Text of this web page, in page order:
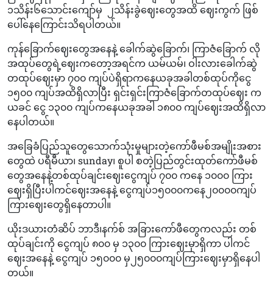
၁သိန်း၆သောင်းကျော်မှ ၂သိန်းခွဲဈေးတွေအထိ ဈေးကွက် ဖြစ်
ပေါ်နေကြောင်းသိရပါတယ်။
ကုန်ခြောက်ဈေးတွေအနေနဲ့ ခေါက်ဆွဲခြောက်၊ ကြာဇံခြောက် လို
အထုပ်တွေရဲ့ဈေးကတော့အရင်က ယမ်ယမ်၊ ဝါးလားခေါက်ဆွဲ
တထုပ်ဈေးမှာ ၇၀၀ ကျပ်ပဲရှိရာကနေယခုအခါတစ်ထုပ်ကိုငွေ
၁၅၀၀ ကျပ်အထိရှိလာပြီး ရှင်းရှင်းကြာဇံခြောက်တထုပ်ဈေး က
ယခင် ငွေ ၁၃၀၀ ကျပ်ကနေယခုအခါ ၁၈၀၀ ကျပ်ဈေးအထိရှိလာ
နေပါတယ်။
အခြေခံပြည်သူတွေသောက်သုံးမှုများတဲ့ကော်ဖီမစ်အမျိုးအစား
တွေထဲ ပရီမီယာ၊ sunday၊ စူပါ စတဲ့ပြည်တွင်းထုတ်ကော်ဖီမစ်
တွေအနေနဲ့တစ်ထုပ်ချင်းဈေးငွေကျပ် ၇၀၀ ကနေ ၁၀၀၀ ကြား
ဈေးရှိပြီးပါကင်ဈေးအနေနဲ့ ငွေကျပ်၁၅၀၀၀ကနေ၂၀၀‌၀၀ကျပ်
ကြားဈေးတွေရှိနေတာပါ။
ယိုးဒယားတံဆိပ် ဘာဒီ၊နက်စ် အခြားကော်ဖီတွေကလည်း တစ်
ထုပ်ချင်းကို ငွေကျပ် ၈၀၀ မှ ၁၃၀၀ ကြားဈေးမှာရှိကာ ပါကင်
ဈေးအနေနဲ့ ငွေကျပ် ၁၅၀၀၀ မှ၂၅၀၀၀ကျပ်ကြားဈေးမှာရှိနေပါ
တယ်။